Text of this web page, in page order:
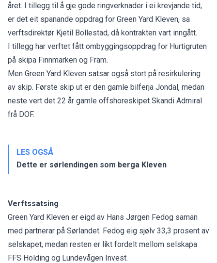
året. I tillegg til å gje gode ringverknader i ei krevjande tid,
er det eit spanande oppdrag for Green Yard Kleven, sa
verftsdirektør Kjetil Bollestad, då kontrakten vart inngått.
I tillegg har verftet fått ombyggingsoppdrag for Hurtigruten
på skipa Finnmarken og Fram.
Men Green Yard Kleven satsar også stort på resirkulering
av skip. Første skip ut er den gamle bilferja Jondal, medan
neste vert det 22 år gamle offshoreskipet Skandi Admiral
frå DOF.
LES OGSÅ
Dette er sørlendingen som berga Kleven
Verftssatsing
Green Yard Kleven er eigd av Hans Jørgen Fedog saman
med partnerar på Sørlandet. Fedog eig sjølv 33,3 prosent av
selskapet, medan resten er likt fordelt mellom selskapa
FFS Holding og Lundevågen Invest.